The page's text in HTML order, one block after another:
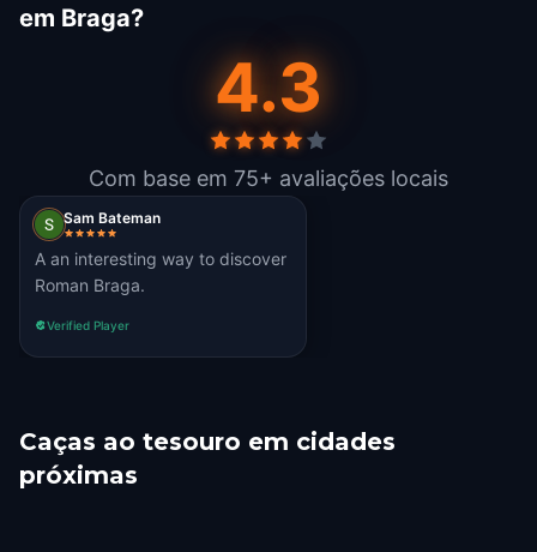
em Braga?
4.3
Com base em 75+ avaliações locais
Sam Bateman
A an interesting way to discover
Roman Braga.
Verified Player
Caças ao tesouro em cidades
próximas